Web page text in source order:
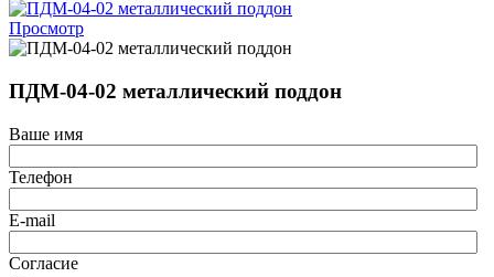
Просмотр
ПДМ-04-02 металлический поддон
Ваше имя
Телефон
E-mail
Согласие